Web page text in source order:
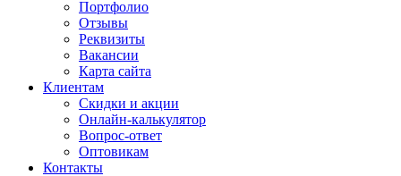
Портфолио
Отзывы
Реквизиты
Вакансии
Карта сайта
Клиентам
Скидки и акции
Онлайн-калькулятор
Вопрос-ответ
Оптовикам
Контакты